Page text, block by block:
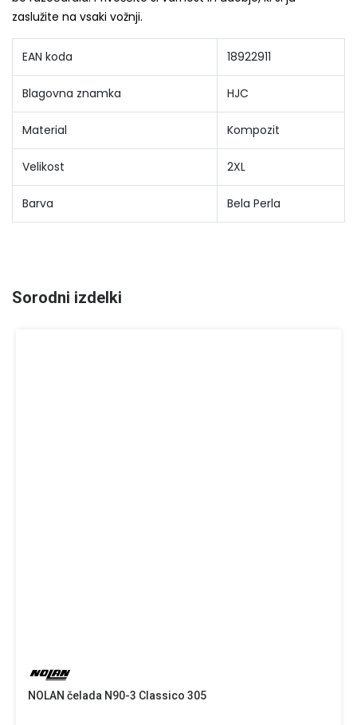
zaslužite na vsaki vožnji.
EAN koda 18922911
Blagovna znamka HJC
Material Kompozit
Velikost 2XL
Barva Bela Perla
Sorodni izdelki
NOLAN čelada N90-3 Classico 305